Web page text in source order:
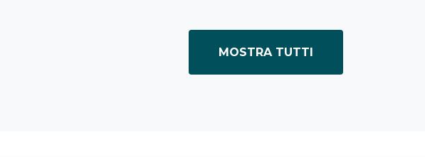
MOSTRA TUTTI